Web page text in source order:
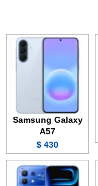
Samsung Galaxy
A57
430 $